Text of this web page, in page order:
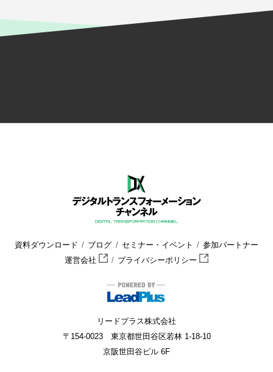
資料ダウンロード ブログ セミナー・イベント
参加パートナー
運営会社
プライバシーポリシー
リードプラス株式会社
〒154-0023 東京都世田谷区若林 1-18-10
京阪世田谷ビル 6F